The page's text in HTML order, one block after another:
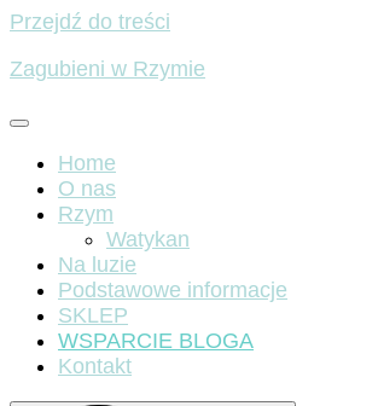
Przejdź do treści
Zagubieni w Rzymie
Home
O nas
Rzym
Watykan
Na luzie
Podstawowe informacje
SKLEP
WSPARCIE BLOGA
Kontakt